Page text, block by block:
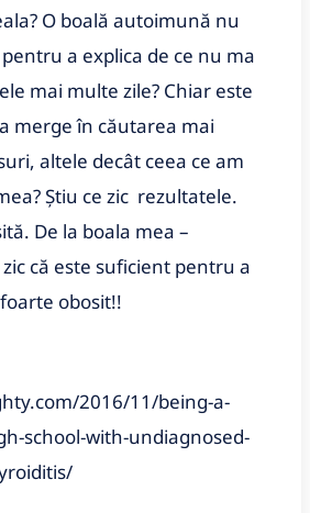
O boală autoimună nu
a explica de ce nu ma
mai multe zile? Chiar este
merge în căutarea mai
altele decât ceea ce am
Știu ce zic rezultatele.
De la boala mea –
că este suficient pentru a
obosit!!
2016/11/being-a-
school-with-undiagnosed-